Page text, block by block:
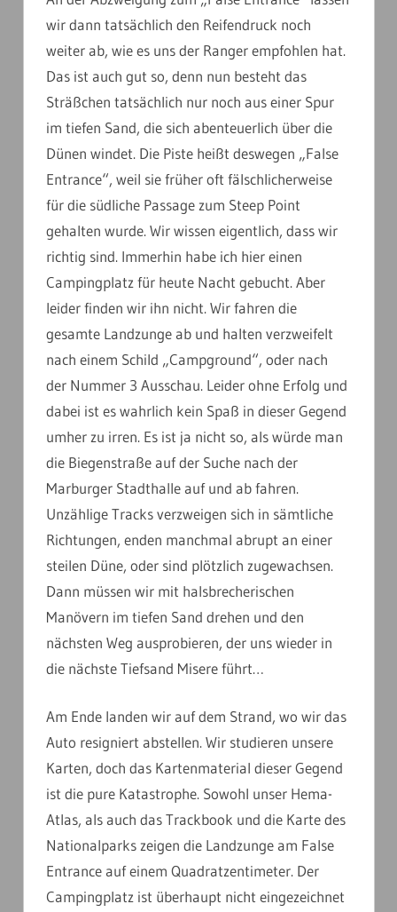
wir dann tatsächlich den Reifendruck noch
weiter ab, wie es uns der Ranger empfohlen hat.
Das ist auch gut so, denn nun besteht das
Sträßchen tatsächlich nur noch aus einer Spur
im tiefen Sand, die sich abenteuerlich über die
Dünen windet. Die Piste heißt deswegen „False
Entrance“, weil sie früher oft fälschlicherweise
für die südliche Passage zum Steep Point
gehalten wurde. Wir wissen eigentlich, dass wir
richtig sind. Immerhin habe ich hier einen
Campingplatz für heute Nacht gebucht. Aber
leider finden wir ihn nicht. Wir fahren die
gesamte Landzunge ab und halten verzweifelt
nach einem Schild „Campground“, oder nach
der Nummer 3 Ausschau. Leider ohne Erfolg und
dabei ist es wahrlich kein Spaß in dieser Gegend
umher zu irren. Es ist ja nicht so, als würde man
die Biegenstraße auf der Suche nach der
Marburger Stadthalle auf und ab fahren.
Unzählige Tracks verzweigen sich in sämtliche
Richtungen, enden manchmal abrupt an einer
steilen Düne, oder sind plötzlich zugewachsen.
Dann müssen wir mit halsbrecherischen
Manövern im tiefen Sand drehen und den
nächsten Weg ausprobieren, der uns wieder in
die nächste Tiefsand Misere führt…
Am Ende landen wir auf dem Strand, wo wir das
Auto resigniert abstellen. Wir studieren unsere
Karten, doch das Kartenmaterial dieser Gegend
ist die pure Katastrophe. Sowohl unser Hema-
Atlas, als auch das Trackbook und die Karte des
Nationalparks zeigen die Landzunge am False
Entrance auf einem Quadratzentimeter. Der
Campingplatz ist überhaupt nicht eingezeichnet